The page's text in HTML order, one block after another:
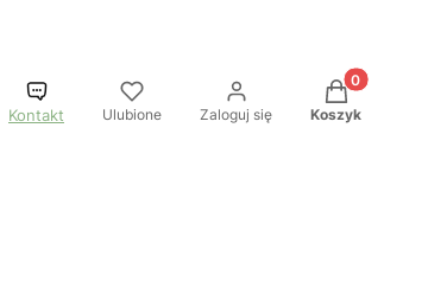
Kontakt Ulubione Zaloguj się
Produkty w
Koszyk